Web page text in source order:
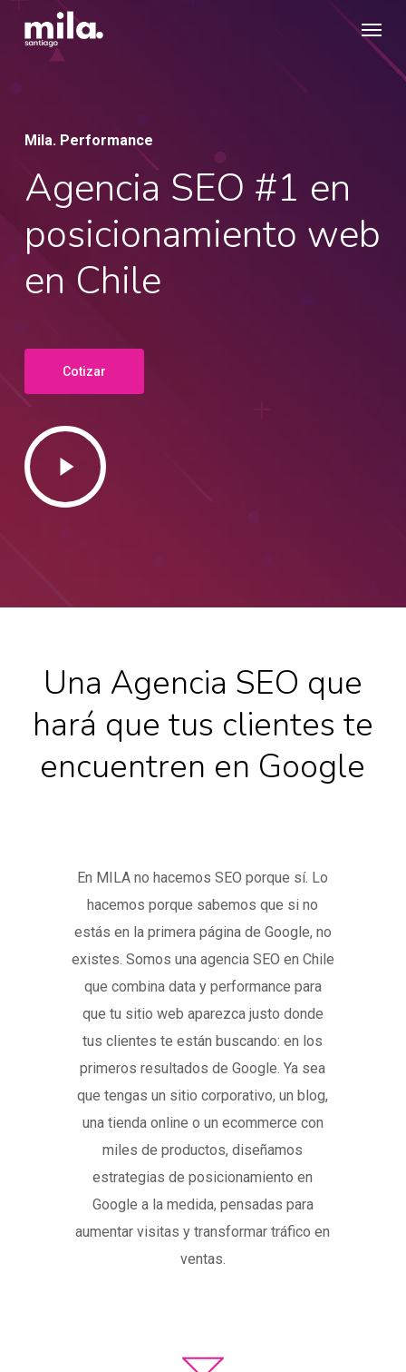
Mila. Performance
Agencia SEO #1 en
posicionamiento web
en Chile
Cotizar
Play
Video
Una Agencia SEO que
hará que tus clientes te
encuentren en Google
En MILA no hacemos SEO porque sí. Lo
hacemos porque sabemos que si no
estás en la primera página de Google, no
existes. Somos una agencia SEO en Chile
que combina data y performance para
que tu sitio web aparezca justo donde
tus clientes te están buscando: en los
primeros resultados de Google. Ya sea
que tengas un sitio corporativo, un blog,
una tienda online o un ecommerce con
miles de productos, diseñamos
estrategias de posicionamiento en
Google a la medida, pensadas para
aumentar visitas y transformar tráfico en
ventas.